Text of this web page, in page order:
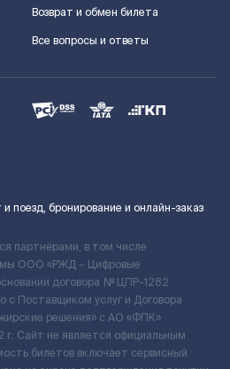
Возврат и обмен билета
Все вопросы и ответы
поезд, бронирование и онлайн-заказ
партнёрами, в том числе
ООО «РЖД – Цифровые
договора № ЦПР-1282
Поставщиком услуг и Договора
решения» c АО «ФПК»
Сайт не является официальным
билетов включает сервисный